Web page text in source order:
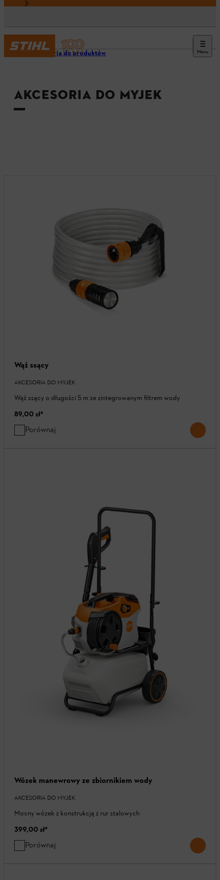
Menu
Akcesoria do produktów
AKCESORIA DO MYJEK
Wąż ssący
AKCESORIA DO MYJEK
Wąż ssący o długości 5 m ze zintegrowanym filtrem wody
89,00 zł*
Porównaj
Wózek manewrowy ze zbiornikiem wody
AKCESORIA DO MYJEK
Mocny wózek z konstrukcją z rur stalowych
399,00 zł*
Porównaj